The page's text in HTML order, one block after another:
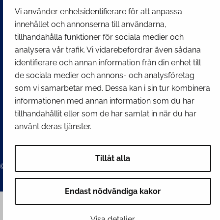
Vi använder enhetsidentifierare för att anpassa
innehållet och annonserna till användarna,
tillhandahålla funktioner för sociala medier och
analysera vår trafik. Vi vidarebefordrar även sådana
identifierare och annan information från din enhet till
de sociala medier och annons- och analysföretag
som vi samarbetar med. Dessa kan i sin tur kombinera
informationen med annan information som du har
tillhandahållit eller som de har samlat in när du har
använt deras tjänster.
Tillåt alla
Endast nödvändiga kakor
SNABBLÄNKAR
Visa mina inställningar för kakor
SOCIALA MEDIER
Facebook InstagramSpotify LinkedIn YouTube
© 2026 Tornion kaupunki